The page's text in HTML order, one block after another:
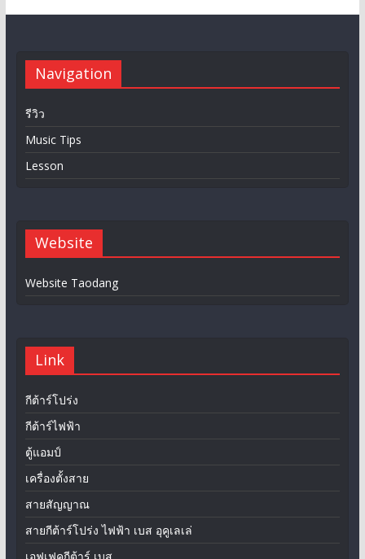
Navigation
รีวิว
Music Tips
Lesson
Website
Website Taodang
Link
กีต้าร์โปร่ง
กีต้าร์ไฟฟ้า
ตู้แอมป์
เครื่องตั้งสาย
สายสัญญาณ
สายกีต้าร์โปร่ง ไฟฟ้า เบส อุคูเลเล่